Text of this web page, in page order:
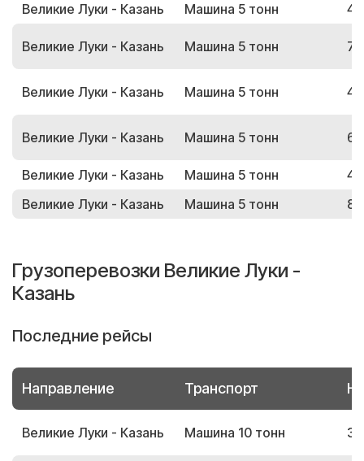
Великие Луки - Казань Машина 5 тонн
Великие Луки - Казань Машина 5 тонн
Великие Луки - Казань Машина 5 тонн
Великие Луки - Казань Машина 5 тонн
Великие Луки - Казань Машина 5 тонн
Великие Луки - Казань
Машина 5 тонн
Грузоперевозки Великие Луки -
Казань
Последние рейсы
Направление Транспорт
Великие Луки - Казань Машина 10 тонн